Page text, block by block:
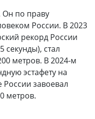
Он по праву
России. В 2023
рекорд России
секунды), стал
метров. В 2024-м
эстафету на
завоевал
метров.